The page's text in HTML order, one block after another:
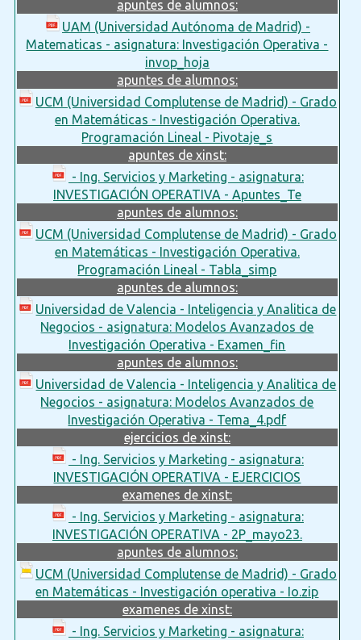
apuntes de alumnos:
UAM (Universidad Autónoma de Madrid) -
Matematicas - asignatura: Investigación Operativa -
invop_hoja
apuntes de alumnos:
UCM (Universidad Complutense de Madrid) - Grado
en Matemáticas - Investigación Operativa.
Programación Lineal - Pivotaje_s
apuntes de xinst:
- Ing. Servicios y Marketing - asignatura:
INVESTIGACIÓN OPERATIVA - Apuntes_Te
apuntes de alumnos:
UCM (Universidad Complutense de Madrid) - Grado
en Matemáticas - Investigación Operativa.
Programación Lineal - Tabla_simp
apuntes de alumnos:
Universidad de Valencia - Inteligencia y Analitica de
Negocios - asignatura: Modelos Avanzados de
Investigación Operativa - Examen_fin
apuntes de alumnos:
Universidad de Valencia - Inteligencia y Analitica de
Negocios - asignatura: Modelos Avanzados de
Investigación Operativa - Tema_4.pdf
ejercicios de xinst:
- Ing. Servicios y Marketing - asignatura:
INVESTIGACIÓN OPERATIVA - EJERCICIOS
examenes de xinst:
- Ing. Servicios y Marketing - asignatura:
INVESTIGACIÓN OPERATIVA - 2P_mayo23.
apuntes de alumnos:
UCM (Universidad Complutense de Madrid) - Grado
en Matemáticas - Investigación operativa - Io.zip
examenes de xinst:
- Ing. Servicios y Marketing - asignatura: